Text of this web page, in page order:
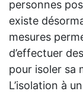
personnes
existe
mesures
d’effectuer
pour isoler sa
L’isolation à